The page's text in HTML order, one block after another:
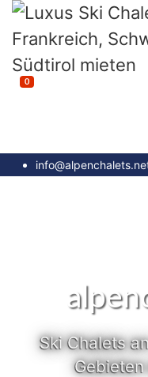
0
Ski Chalets